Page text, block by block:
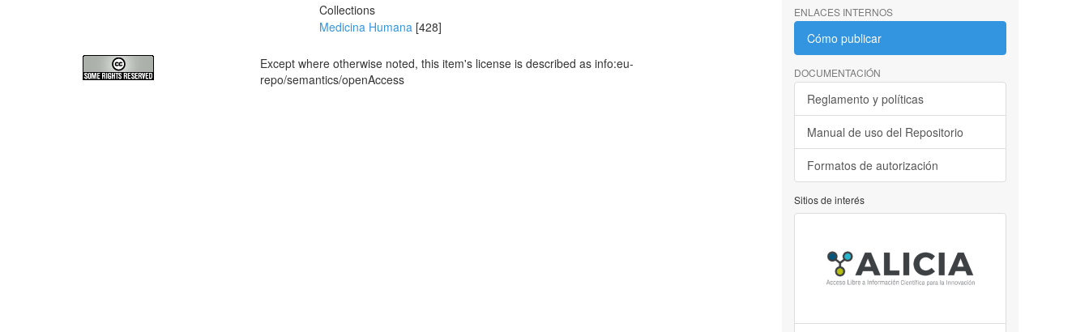
Collections
Medicina Humana [428]
Except where otherwise noted, this item's license is described as info:eu-
repo/semantics/openAccess
ENLACES INTERNOS
Cómo publicar
DOCUMENTACIÓN
Reglamento y políticas
Manual de uso del Repositorio
Formatos de autorización
Sitios de interés